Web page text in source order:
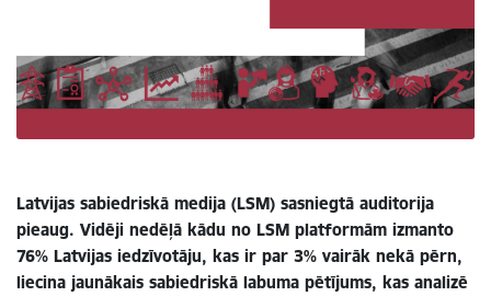
Latvijas sabiedriskā medija (LSM) sasniegtā auditorija
pieaug. Vidēji nedēļā kādu no LSM platformām izmanto
76% Latvijas iedzīvotāju, kas ir par 3% vairāk nekā pērn,
liecina jaunākais sabiedriskā labuma pētījums, kas analizē